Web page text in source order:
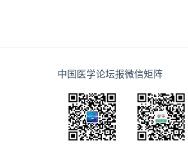
中国医学论坛报微信矩阵